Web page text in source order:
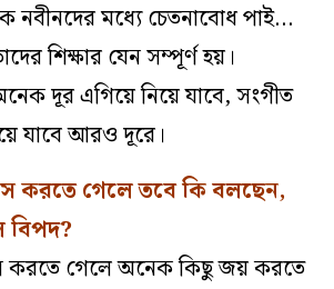
নবীনদের মধ্যে চেতনাবোধ পাই…
শিক্ষার যেন সম্পূর্ণ হয়।
দূর এগিয়ে নিয়ে যাবে, সংগীত
যাবে আরও দূরে।
করতে গেলে তবে কি বলছেন,
বিপদ?
করতে গেলে অনেক কিছু জয় করতে